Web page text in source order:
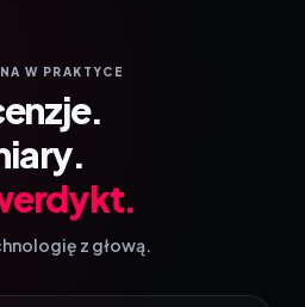
W PRAKTYCE
z głową.